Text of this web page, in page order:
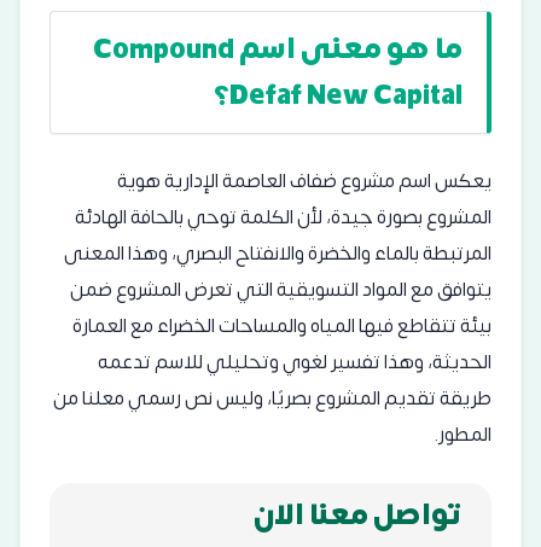
ما هو معنى اسم Compound
Defaf New Capital؟
يعكس اسم مشروع ضفاف العاصمة الإدارية هوية
المشروع بصورة جيدة، لأن الكلمة توحي بالحافة الهادئة
المرتبطة بالماء والخضرة والانفتاح البصري، وهذا المعنى
يتوافق مع المواد التسويقية التي تعرض المشروع ضمن
بيئة تتقاطع فيها المياه والمساحات الخضراء مع العمارة
الحديثة، وهذا تفسير لغوي وتحليلي للاسم تدعمه
طريقة تقديم المشروع بصريًا، وليس نص رسمي معلنا من
المطور.
تواصل معنا الان